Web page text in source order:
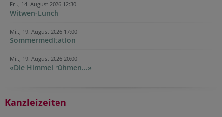
Fr.., 14. August 2026 12:30
Witwen-Lunch
Mi.., 19. August 2026 17:00
Sommermeditation
Mi.., 19. August 2026 20:00
«Die Himmel rühmen...»
Kanzleizeiten